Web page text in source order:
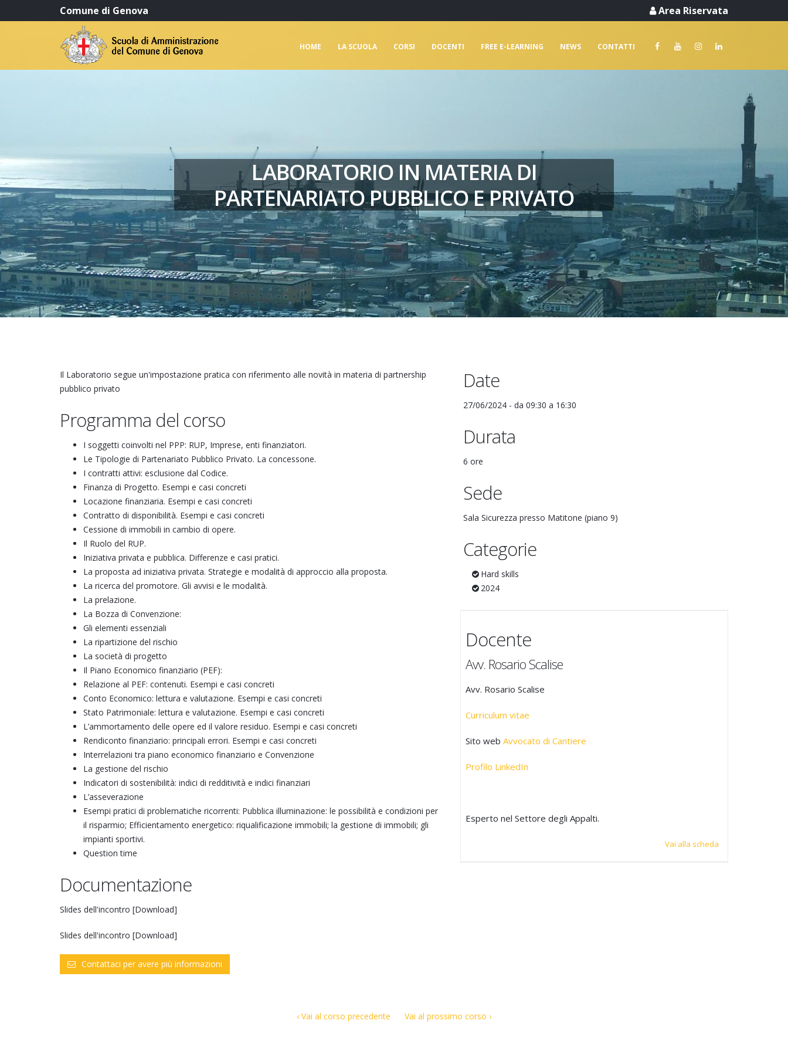
Comune di Genova Area Riservata
HOME LA SCUOLA CORSI DOCENTI FREE E-LEARNING NEWS CONTATTI
LABORATORIO IN MATERIA DI
PARTENARIATO PUBBLICO E PRIVATO
Il Laboratorio segue un'impostazione pratica con riferimento alle novità in materia di partnership
pubblico privato
Programma del corso
I soggetti coinvolti nel PPP: RUP, Imprese, enti finanziatori.
Le Tipologie di Partenariato Pubblico Privato. La concessone.
I contratti attivi: esclusione dal Codice.
Finanza di Progetto. Esempi e casi concreti
Locazione finanziaria. Esempi e casi concreti
Contratto di disponibilità. Esempi e casi concreti
Cessione di immobili in cambio di opere.
Il Ruolo del RUP.
Iniziativa privata e pubblica. Differenze e casi pratici.
La proposta ad iniziativa privata. Strategie e modalità di approccio alla proposta.
La ricerca del promotore. Gli avvisi e le modalità.
La prelazione.
La Bozza di Convenzione:
Gli elementi essenziali
La ripartizione del rischio
La società di progetto
Il Piano Economico finanziario (PEF):
Relazione al PEF: contenuti. Esempi e casi concreti
Conto Economico: lettura e valutazione. Esempi e casi concreti
Stato Patrimoniale: lettura e valutazione. Esempi e casi concreti
L’ammortamento delle opere ed il valore residuo. Esempi e casi concreti
Rendiconto finanziario: principali errori. Esempi e casi concreti
Interrelazioni tra piano economico finanziario e Convenzione
La gestione del rischio
Indicatori di sostenibilità: indici di redditività e indici finanziari
L’asseverazione
Esempi pratici di problematiche ricorrenti: Pubblica illuminazione: le possibilità e condizioni per
il risparmio; Efficientamento energetico: riqualificazione immobili; la gestione di immobili; gli
impianti sportivi.
Question time
Documentazione
Slides dell'incontro [Download]
Slides dell'incontro [Download]
Date
27/06/2024 - da 09:30 a 16:30
Durata
6 ore
Sede
Sala Sicurezza presso Matitone (piano 9)
Categorie
Hard skills
2024
Docente
Avv. Rosario Scalise
Avv. Rosario Scalise
Curriculum vitae
Sito web Avvocato di Cantiere
Profilo LinkedIn
Esperto nel Settore degli Appalti.
Vai alla scheda
Contattaci per avere più informazioni
‹ Vai al corso precedente Vai al prossimo corso ›